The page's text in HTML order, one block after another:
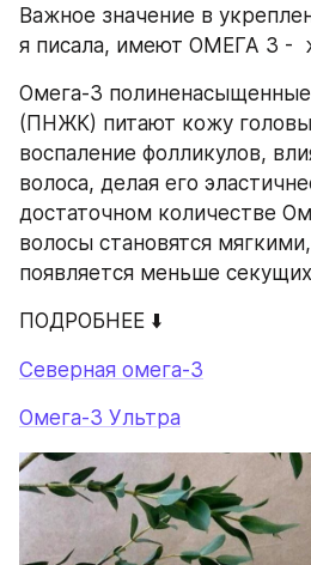
Важное значение в
я писала, имеют ОМЕГА 3 -
Омега-3
(ПНЖК) питают кожу
воспаление фолликулов,
волоса, делая его
достаточном количестве
волосы становятся
появляется меньше
ПОДРОБНЕЕ ⬇️
Северная омега-3
Омега-3 Ультра